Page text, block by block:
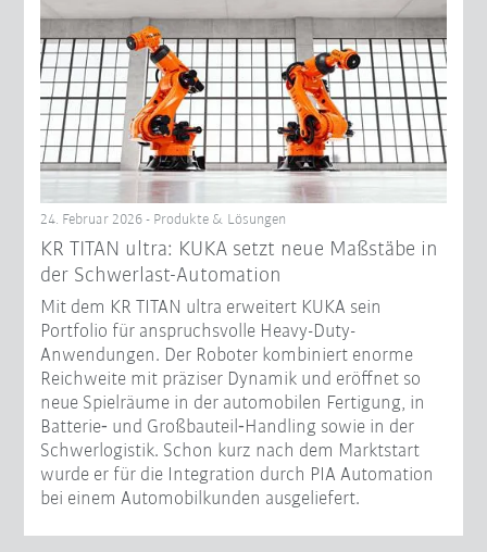
24. Februar 2026 - Produkte & Lösungen
KR TITAN ultra: KUKA setzt neue Maßstäbe in
der Schwerlast-Automation
Mit dem KR TITAN ultra erweitert KUKA sein
Portfolio für anspruchsvolle Heavy-Duty-
Anwendungen. Der Roboter kombiniert enorme
Reichweite mit präziser Dynamik und eröffnet so
neue Spielräume in der automobilen Fertigung, in
Batterie‑ und Großbauteil‑Handling sowie in der
Schwerlogistik. Schon kurz nach dem Marktstart
wurde er für die Integration durch PIA Automation
bei einem Automobilkunden ausgeliefert.